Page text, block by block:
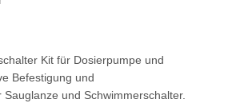
Kit für Dosierpumpe und
Befestigung und
Sauglanze und Schwimmerschalter.